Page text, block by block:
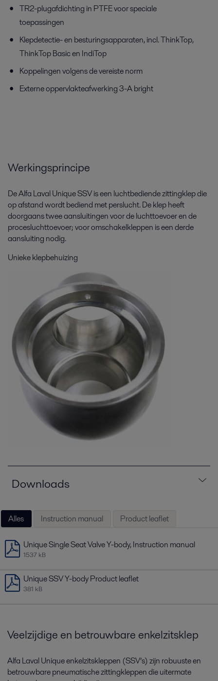
TR2-plugafdichting in PTFE voor speciale
toepassingen
Klepdetectie- en besturingsapparaten, incl. ThinkTop,
ThinkTop Basic en IndiTop
Koppelingen volgens de vereiste norm
Externe oppervlakteafwerking 3-A bright
Werkingsprincipe
De Alfa Laval Unique SSV is een luchtbediende zittingklep die
op afstand wordt bediend met perslucht. De klep heeft
doorgaans twee aansluitingen voor de luchttoevoer en de
procesluchttoevoer; voor omschakelkleppen is een derde
aansluiting nodig.
Unieke klepbehuizing
Downloads
Alles Instruction manual Product leaflet
Unique Single Seat Valve Y-body, Instruction manual
1537 kB
Unique SSV Y-body Product leaflet
381 kB
Veelzijdige en betrouwbare enkelzitsklep
Alfa Laval Unique enkelzitskleppen (SSV’s) zijn robuuste en
betrouwbare pneumatische zittingkleppen die uitermate